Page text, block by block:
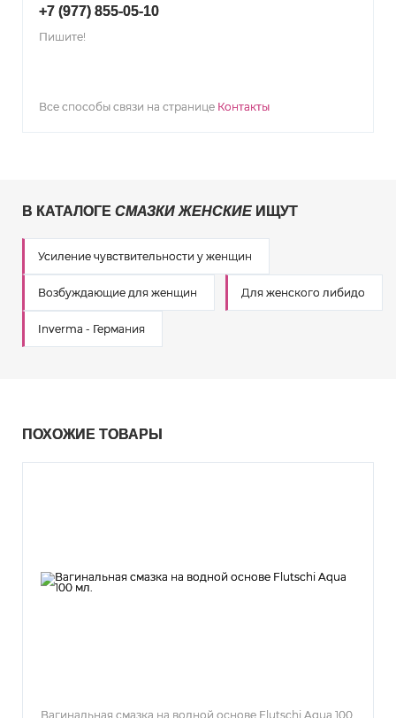
+7 (977) 855-05-10
Пишите!
Все способы связи на странице Контакты
В КАТАЛОГЕ СМАЗКИ ЖЕНСКИЕ ИЩУТ
Усиление чувствительности у женщин
Возбуждающие для женщин Для женского либидо
Inverma - Германия
ПОХОЖИЕ ТОВАРЫ
Вагинальная смазка на водной основе Flutschi Aqua 100